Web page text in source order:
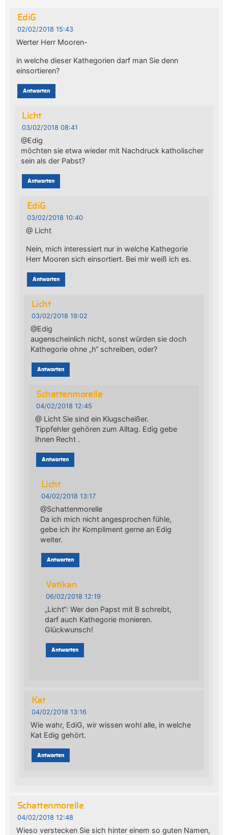
EdiG
02/02/2018 15:43
Werter Herr Mooren-
in welche dieser Kathegorien darf man Sie denn
einsortieren?
Antworten
Licht
03/02/2018 08:41
@Edig
möchten sie etwa wieder mit Nachdruck katholischer
sein als der Pabst?
Antworten
EdiG
03/02/2018 10:40
@ Licht
Nein, mich interessiert nur in welche Kathegorie
Herr Mooren sich einsortiert. Bei mir weiß ich es.
Antworten
Licht
03/02/2018 19:02
@Edig
augenscheinlich nicht, sonst würden sie doch
Kathegorie ohne „h“ schreiben, oder?
Antworten
Schattenmorelle
04/02/2018 12:45
@ Licht Sie sind ein Klugscheißer.
Tippfehler gehören zum Alltag. Edig gebe
Ihnen Recht .
Antworten
Licht
04/02/2018 13:17
@Schattenmorelle
Da ich mich nicht angesprochen fühle,
gebe ich ihr Kompliment gerne an Edig
weiter.
Antworten
Vatikan
06/02/2018 12:19
„Licht“: Wer den Papst mit B schreibt,
darf auch Kathegorie monieren.
Glückwunsch!
Antworten
Kat
04/02/2018 13:16
Wie wahr, EdiG, wir wissen wohl alle, in welche
Kat Edig gehört.
Antworten
Schattenmorelle
04/02/2018 12:48
Wieso verstecken Sie sich hinter einem so guten Namen,